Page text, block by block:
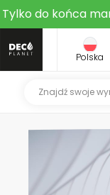
Tylko do końca
Polska